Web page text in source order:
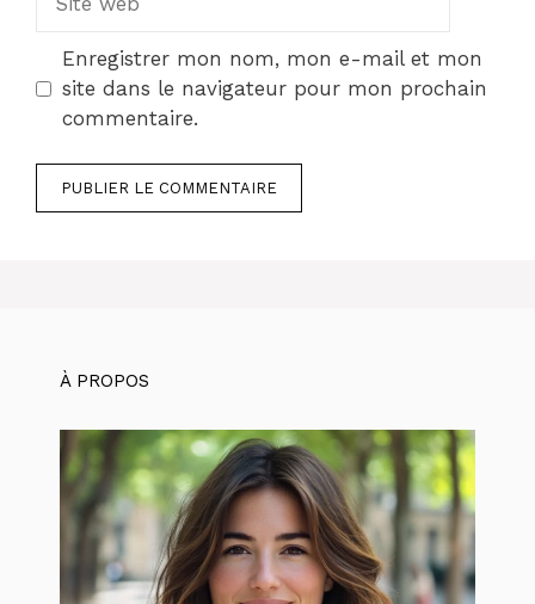
web
Enregistrer mon nom, mon e-mail et mon
site dans le navigateur pour mon prochain
commentaire.
À PROPOS